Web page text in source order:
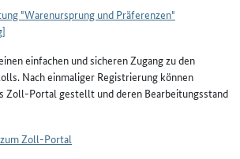
"Warenursprung und Präferenzen"
einfachen und sicheren Zugang zu den
Nach einmaliger Registrierung können
Zoll-Portal gestellt und deren Bearbeitungsstand
Zoll-Portal